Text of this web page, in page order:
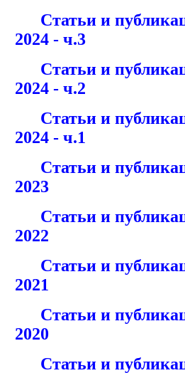
Статьи и
2024 - ч.3
Статьи и
2024 - ч.2
Статьи и
2024 - ч.1
Статьи и
2023
Статьи и
2022
Статьи и
2021
Статьи и
2020
Статьи и